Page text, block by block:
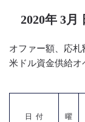
2020年 3月
オファー額、応札
米ドル資金供給オ
日 付 曜